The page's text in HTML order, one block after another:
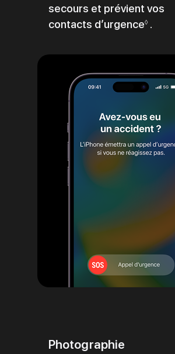
secours et prévient vos
contacts d’urgence◊ .
Photographie